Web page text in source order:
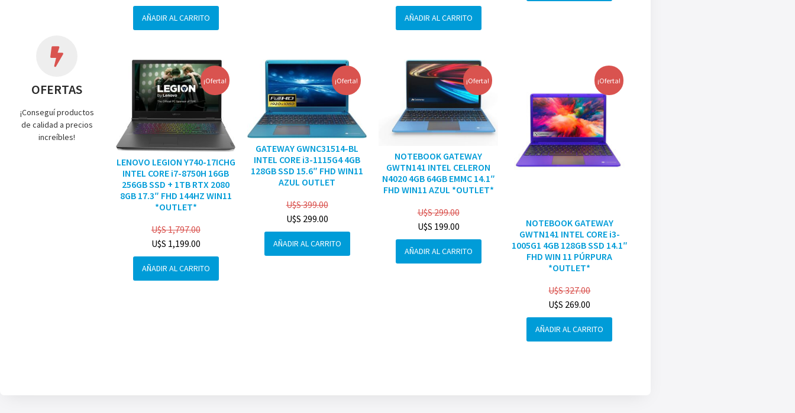
OFERTAS
¡Conseguí productos
de calidad a precios
increíbles!
AÑADIR AL CARRITO AÑADIR AL CARRITO
¡Oferta!
LENOVO LEGION Y740-17ICHG
INTEL CORE i7-8750H 16GB
256GB SSD + 1TB RTX 2080
8GB 17.3″ FHD 144HZ WIN11
*OUTLET*
U$S1,797.00
U$S 1,199.00
AÑADIR AL CARRITO
¡Oferta!
GATEWAY GWNC31514-BL
INTEL CORE i3-1115G4 4GB
128GB SSD 15.6″ FHD WIN11
AZUL OUTLET
U$S399.00
U$S 299.00
AÑADIR AL CARRITO
¡Oferta!
NOTEBOOK GATEWAY
GWTN141 INTEL CELERON
N4020 4GB 64GB EMMC 14.1″
FHD WIN11 AZUL *OUTLET*
U$S299.00
U$S 199.00
AÑADIR AL CARRITO
¡Oferta!
NOTEBOOK GATEWAY
GWTN141 INTEL CORE i3-
1005G1 4GB 128GB SSD 14.1″
FHD WIN 11 PÚRPURA
*OUTLET*
U$S327.00
U$S 269.00
AÑADIR AL CARRITO